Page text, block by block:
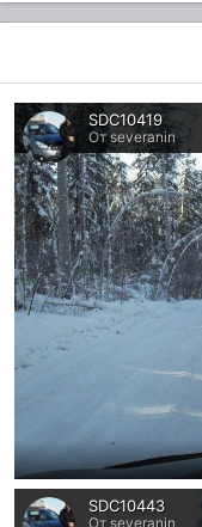
SDC10419
От severanin
SDC10443
От severanin